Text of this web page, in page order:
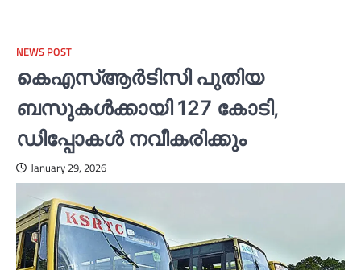
NEWS POST
കെഎസ്‌ആര്‍ടിസി പുതിയ
ബസുകള്‍ക്കായി 127 കോടി,
ഡിപ്പോകള്‍ നവീകരിക്കും
January 29, 2026